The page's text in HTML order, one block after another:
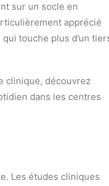
sur un socle en
apprécié
qui touche plus d’un
clinique, découvrez
dans les centres
Les études cliniques